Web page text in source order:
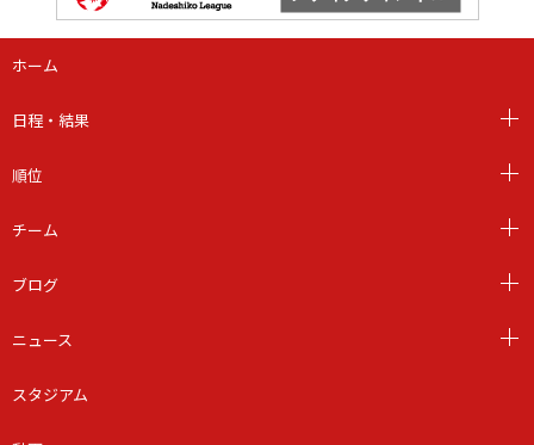
ホーム
日程・結果
順位
チーム
ブログ
ニュース
スタジアム